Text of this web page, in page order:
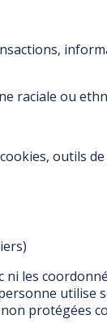
raciale ou
outils
les
utilise
protégées